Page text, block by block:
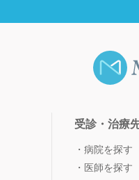
受診・治療
病院を探す
医師を探す